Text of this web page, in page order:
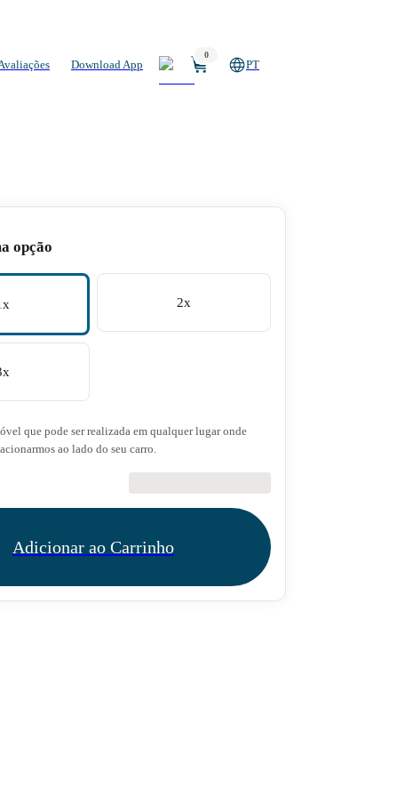
Download App
0
PT
opção
2x
que pode ser realizada em qualquer lugar onde
ao lado do seu carro.
Adicionar ao Carrinho